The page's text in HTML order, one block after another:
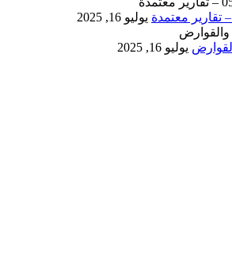
يوليو 16, 2025
يوليو 16, 2025